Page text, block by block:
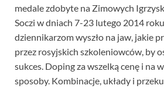
medale zdobyte na Zimowych
Soczi w dniach 7-23 lutego 2014
dziennikarzom wyszło na jaw, jakie
przez rosyjskich szkoleniowców, by
sukces. Doping za wszelką cenę i na
sposoby. Kombinacje, układy i